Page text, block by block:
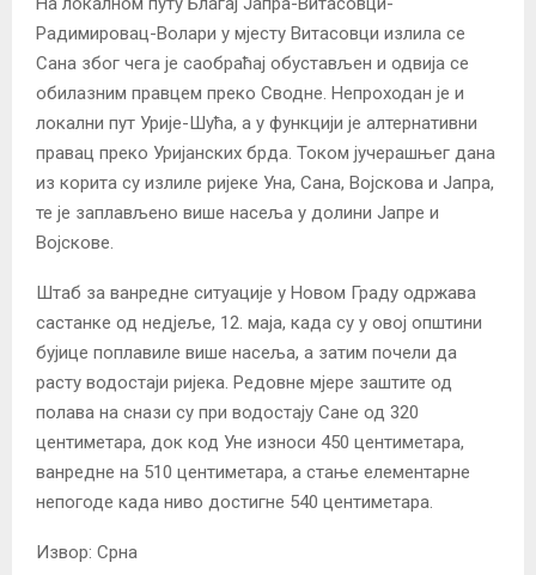
Радимировац-Волари у мјесту Витасовци излила се
Сана због чега је саобраћај обустављен и одвија се
обилазним правцем преко Сводне. Непроходан је и
локални пут Урије-Шућа, а у функцији је алтернативни
правац преко Уријанских брда. Током јучерашњег дана
из корита су излиле ријеке Уна, Сана, Војскова и Јапра,
те је заплављено више насеља у долини Јапре и
Војскове.
Штаб за ванредне ситуације у Новом Граду одржава
састанке од недјеље, 12. маја, када су у овој општини
бујице поплавиле више насеља, а затим почели да
расту водостаји ријека. Редовне мјере заштите од
полава на снази су при водостају Сане од 320
центиметара, док код Уне износи 450 центиметара,
ванредне на 510 центиметара, а стање елементарне
непогоде када ниво достигне 540 центиметара.
Извор: Срна